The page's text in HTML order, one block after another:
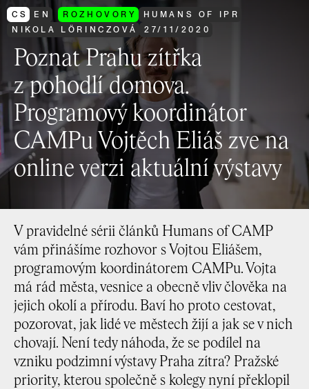
CS EN ROZHOVORY
HUMANS OF IPR
NIKOLA LÖRINCZOVÁ
27/11/ 2020
Poznat Prahu zítřka
z pohodlí domova.
Programový koordinátor
CAMPu Vojtěch Eliáš zve na
online verzi aktuální výstavy
V pravidelné sérii článků Humans of CAMP
vám přinášíme rozhovor s Vojtou Eliášem,
programovým koordinátorem CAMPu. Vojta
má rád města, vesnice a obecně vliv člověka na
jejich okolí a přírodu. Baví ho proto cestovat,
pozorovat, jak lidé ve městech žijí a jak se v nich
chovají. Není tedy náhoda, že se podílel na
vzniku podzimní výstavy Praha zítra? Pražské
priority, kterou společně s kolegy nyní překlopil